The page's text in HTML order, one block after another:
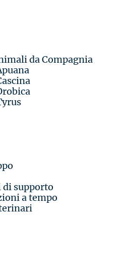
da Compagnia
di supporto
a tempo